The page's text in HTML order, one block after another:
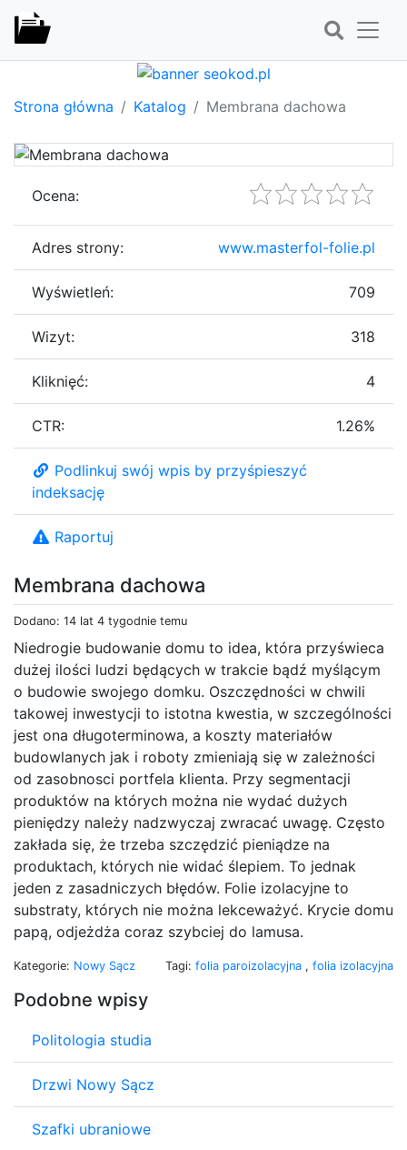
Strona główna Katalog Membrana dachowa
Membrana dachowa
Dodano: 14 lat 4 tygodnie temu
Niedrogie budowanie domu to idea, która przyświeca
dużej ilości ludzi będących w trakcie bądź myślącym
o budowie swojego domku. Oszczędności w chwili
takowej inwestycji to istotna kwestia, w szczególności
jest ona długoterminowa, a koszty materiałów
budowlanych jak i roboty zmieniają się w zależności
od zasobnosci portfela klienta. Przy segmentacji
produktów na których można nie wydać dużych
pieniędzy należy nadzwyczaj zwracać uwagę. Często
zakłada się, że trzeba szczędzić pieniądze na
produktach, których nie widać ślepiem. To jednak
jeden z zasadniczych błędów. Folie izolacyjne to
substraty, których nie można lekceważyć. Krycie domu
papą, odjeżdża coraz szybciej do lamusa.
Kategorie: Nowy Sącz Tagi: folia paroizolacyjna , folia izolacyjna
Podobne wpisy
Politologia studia
Drzwi Nowy Sącz
Szafki ubraniowe
Ocena:
Adres strony: www.masterfol-folie.pl
Wyświetleń: 709
Wizyt: 318
Kliknięć: 4
CTR: 1.26%
Podlinkuj swój wpis by przyśpieszyć
indeksację
Raportuj